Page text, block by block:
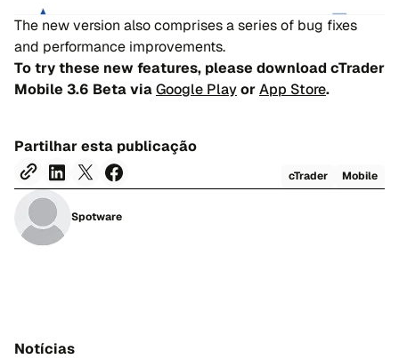
The new version also comprises a series of bug fixes
and performance improvements.
To try these new features, please download cTrader
Mobile 3.6 Beta viaGoogle PlayorApp Store.
Partilhar esta publicação
cTrader Mobile
Spotware
Notícias